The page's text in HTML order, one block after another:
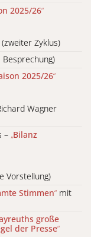
2025/26“
Zyklus)
2025/26“
Wagner
– „Bilanz
Vorstellung)
Stimmen“ mit
große
der Presse“